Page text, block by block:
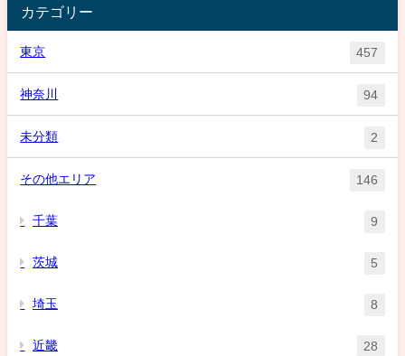
カテゴリー
東京 457
神奈川 94
未分類 2
その他エリア 146
千葉 9
茨城 5
埼玉 8
近畿 28